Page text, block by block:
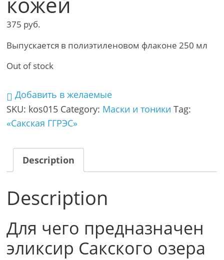
375 руб.
Выпускается в полиэтиленовом флаконе 250 мл
Out of stock
Добавить в желаемые
SKU: kos015 Category: Маски и тоники Tag:
«Сакская ГГРЭС»
Description
Description
Для чего предназначен
эликсир Сакского озера